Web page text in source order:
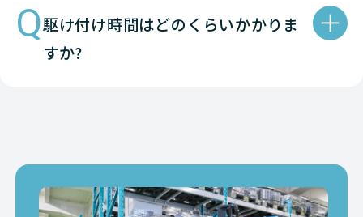
Q駆け付け時間はどのくらいかかりま
すか?